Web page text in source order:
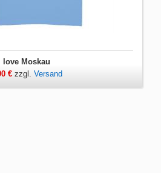
love Moskau
€ zzgl.Versand